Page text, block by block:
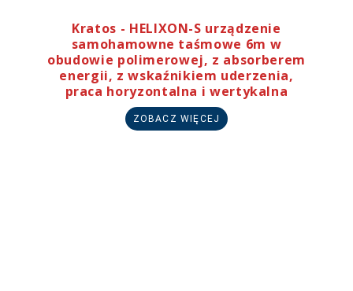
Kratos - HELIXON-S urządzenie
samohamowne taśmowe 6m w
obudowie polimerowej, z absorberem
energii, z wskaźnikiem uderzenia,
praca horyzontalna i wertykalna
ZOBACZ WIĘCEJ